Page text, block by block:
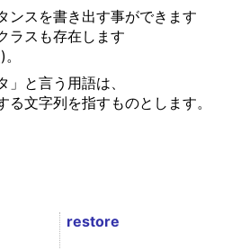
ンスを書き出す事ができます
ラスも存在します
と言う用語は、
る文字列を指すものとします。
restore